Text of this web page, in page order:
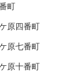
町
原四番町
原七番町
原十番町